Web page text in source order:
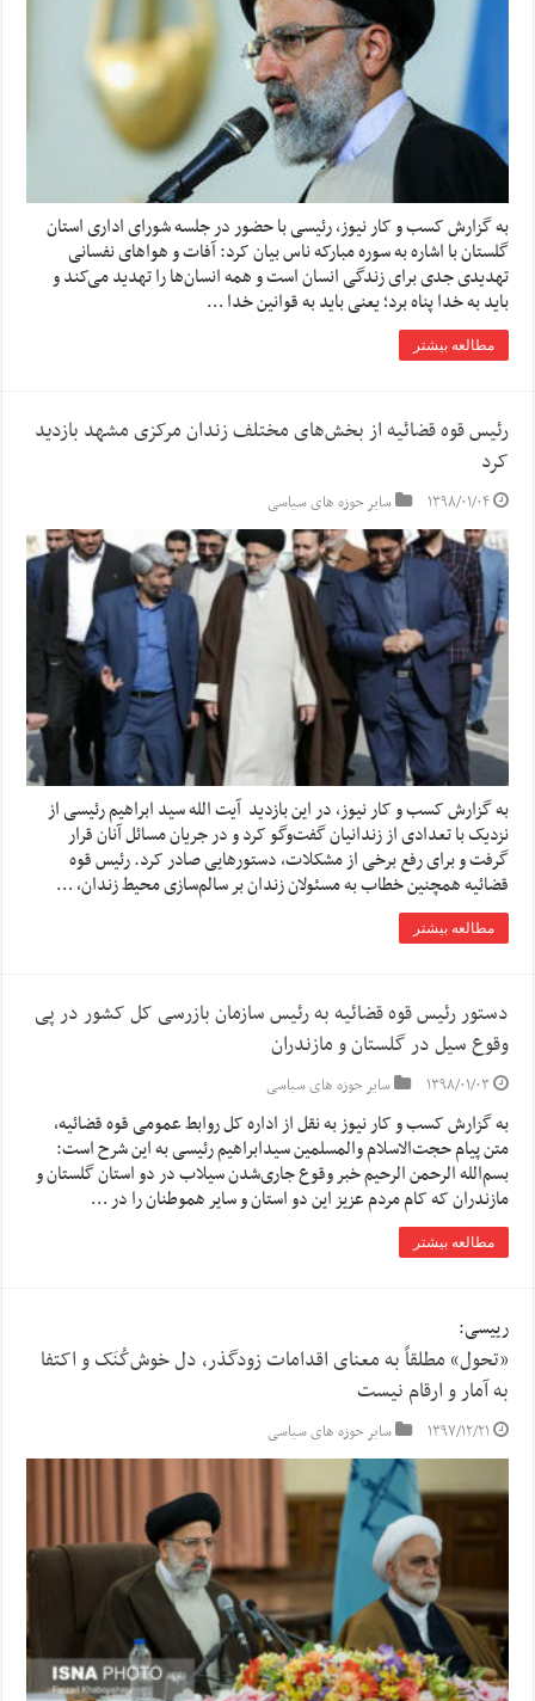
به گزارش کسب و کار نیوز، رئیسی با حضور در جلسه شورای اداری استان
گلستان با اشاره به سوره مبارکه ناس بیان کرد: آفات و هواهای نفسانی
تهدیدی جدی برای زندگی انسان است و همه انسان‌ها را تهدید می‌کند و
باید به خدا پناه برد؛ یعنی باید به قوانین خدا …
مطالعه بیشتر
رئیس قوه قضائیه از بخش‌های مختلف زندان مرکزی مشهد بازدید
کرد
۱۳۹۸/۰۱/۰۴ سایر حوزه های سیاسی
به گزارش کسب و کار نیوز، در این بازدید آیت الله سید ابراهیم رئیسی از
نزدیک با تعدادی از زندانیان گفت‌وگو کرد و در جریان مسائل آنان قرار
گرفت و برای رفع برخی از مشکلات، دستورهایی صادر کرد. رئیس قوه
قضائیه همچنین خطاب به مسئولان زندان بر سالم‌سازی محیط زندان، …
مطالعه بیشتر
دستور رئیس قوه قضائیه به رئیس سازمان بازرسی کل کشور در پی
وقوع سیل در گلستان و مازندران
۱۳۹۸/۰۱/۰۳ سایر حوزه های سیاسی
به گزارش کسب و کار نیوز به نقل از اداره کل روابط عمومی قوه قضائیه،
متن پیام حجت‌الاسلام والمسلمین سیدابراهیم رئیسی به این شرح است:
بسم‌الله الرحمن الرحیم خبر وقوع جاری‌شدن سیلاب در دو استان گلستان و
مازندران که کام مردم عزیز این دو استان و سایر هموطنان را در …
مطالعه بیشتر
رییسی:
«تحول» مطلقاً به معنای اقدامات زودگذر، دل خوش‌کُنَک و اکتفا
به آمار و ارقام نیست
۱۳۹۷/۱۲/۲۱ سایر حوزه های سیاسی